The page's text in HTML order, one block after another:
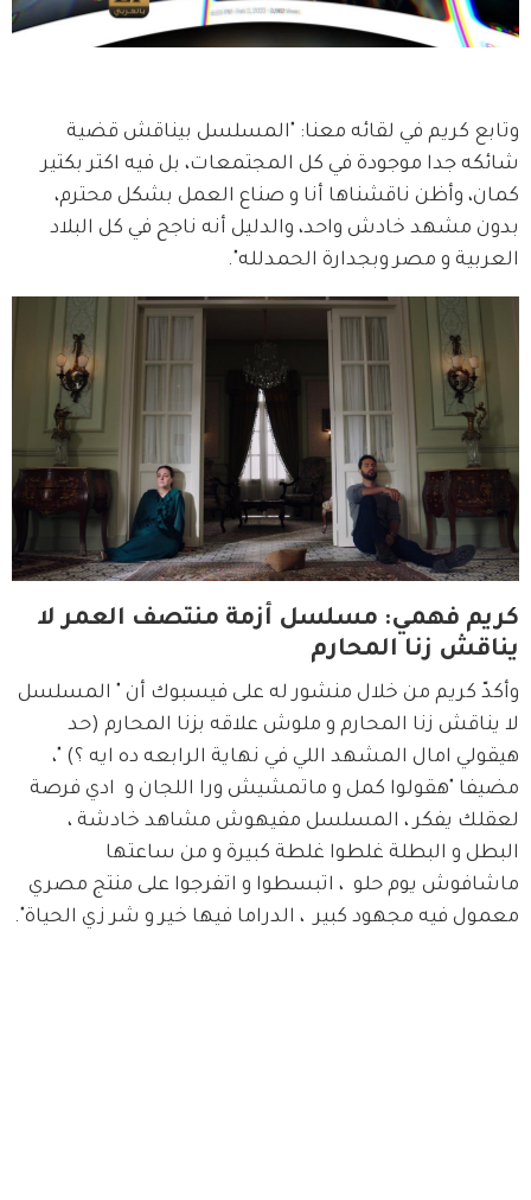
وتابع كريم في لقائه معنا: "المسلسل بيناقش قضية
شائكه جدا موجودة في كل المجتمعات، بل فيه اكتر بكتير
كمان، وأظن ناقشناها أنا و صناع العمل بشكل محترم،
بدون مشهد خادش واحد، والدليل أنه ناجح في كل البلاد
العربية و مصر وبجدارة الحمدلله".
كريم فهمي: مسلسل أزمة منتصف العمر لا
يناقش زنا المحارم
وأكدّ كريم من خلال منشور له على فيسبوك أن " المسلسل
لا يناقش زنا المحارم و ملوش علاقه بزنا المحارم (حد
هيقولي امال المشهد اللي في نهاية الرابعه ده ايه ؟) "،
مضيفا "هقولوا كمل و ماتمشيش ورا اللجان و  ادي فرصة
لعقلك يفكر ، المسلسل مفيهوش مشاهد خادشة ،
البطل و البطلة غلطوا غلطة كبيرة و من ساعتها
ماشافوش يوم حلو  ، اتبسطوا و اتفرجوا على منتج مصري
معمول فيه مجهود كبير  ، الدراما فيها خير و شر زي الحياة".